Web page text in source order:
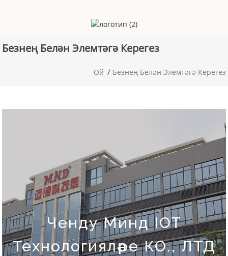
Безнең Белән Элемтәгә Керегез
Өй Безнең Белән Элемтәгә Керегез
Ченду Минд IOT
Технологияләре КО., ЛТД